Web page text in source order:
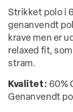
Strikket polo i
genanvendt
krave men er
relaxed fit,
stram.
Kvalitet: 60%
Genanvendt